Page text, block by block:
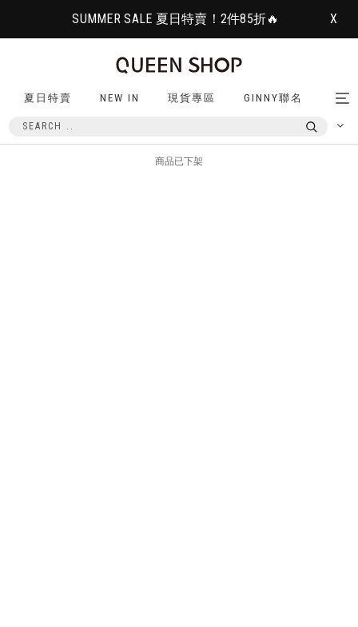
SUMMER SALE 夏日特賣！2件85折🔥 X
夏日特賣 NEW IN 現貨專區 GINNY聯名
商品已下架